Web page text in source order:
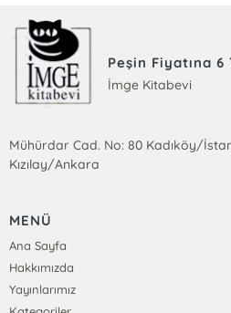
Peşin Fiyatına 6
İmge Kitabevi
Mühürdar Cad. No: 80 Kadıköy/
Kızılay/Ankara
MENÜ
Ana Sayfa
Hakkımızda
Yayınlarımız